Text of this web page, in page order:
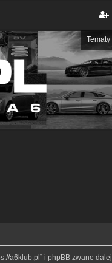
a6klub.pl” i phpBB zwane